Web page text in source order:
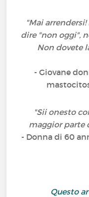
"Mai
dire "non oggi",
Non dovete
- Giovane
"Sii onesto
maggior parte
- Donna di 60
Questo